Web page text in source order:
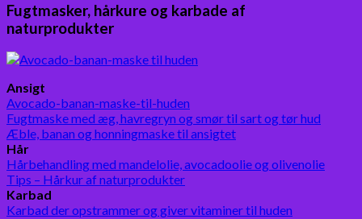
Fugtmasker, hårkure og karbade af
naturprodukter
Ansigt
Avocado-banan-maske-til-huden
Fugtmaske med æg, havregryn og smør til sart og tør hud
Æble, banan og honningmaske til ansigtet
Hår
Hårbehandling med mandelolie, avocadoolie og olivenolie
Tips – Hårkur af naturprodukter
Karbad
Karbad der opstrammer og giver vitaminer til huden